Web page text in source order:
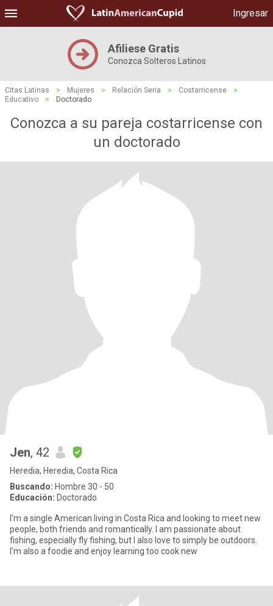
Ingresar
Afiliese Gratis
Conozca Solteros Latinos
Citas Latinas > Mujeres > Relación Seria > Costarricense
>
Educativo
> Doctorado
Conozca a su pareja costarricense con
un doctorado
Jen, 42
Heredia, Heredia, Costa Rica
Buscando: Hombre 30 - 50
Educación: Doctorado
I’m a single American living in Costa Rica and looking to meet new
people, both friends and romantically. I am passionate about
fishing, especially fly fishing, but I also love to simply be outdoors.
I’m also a foodie and enjoy learning too cook new